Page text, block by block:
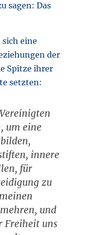
sagen: Das
eine
der
Spitze ihrer
setzten:
um eine
innere
für
zu
und
Freiheit uns